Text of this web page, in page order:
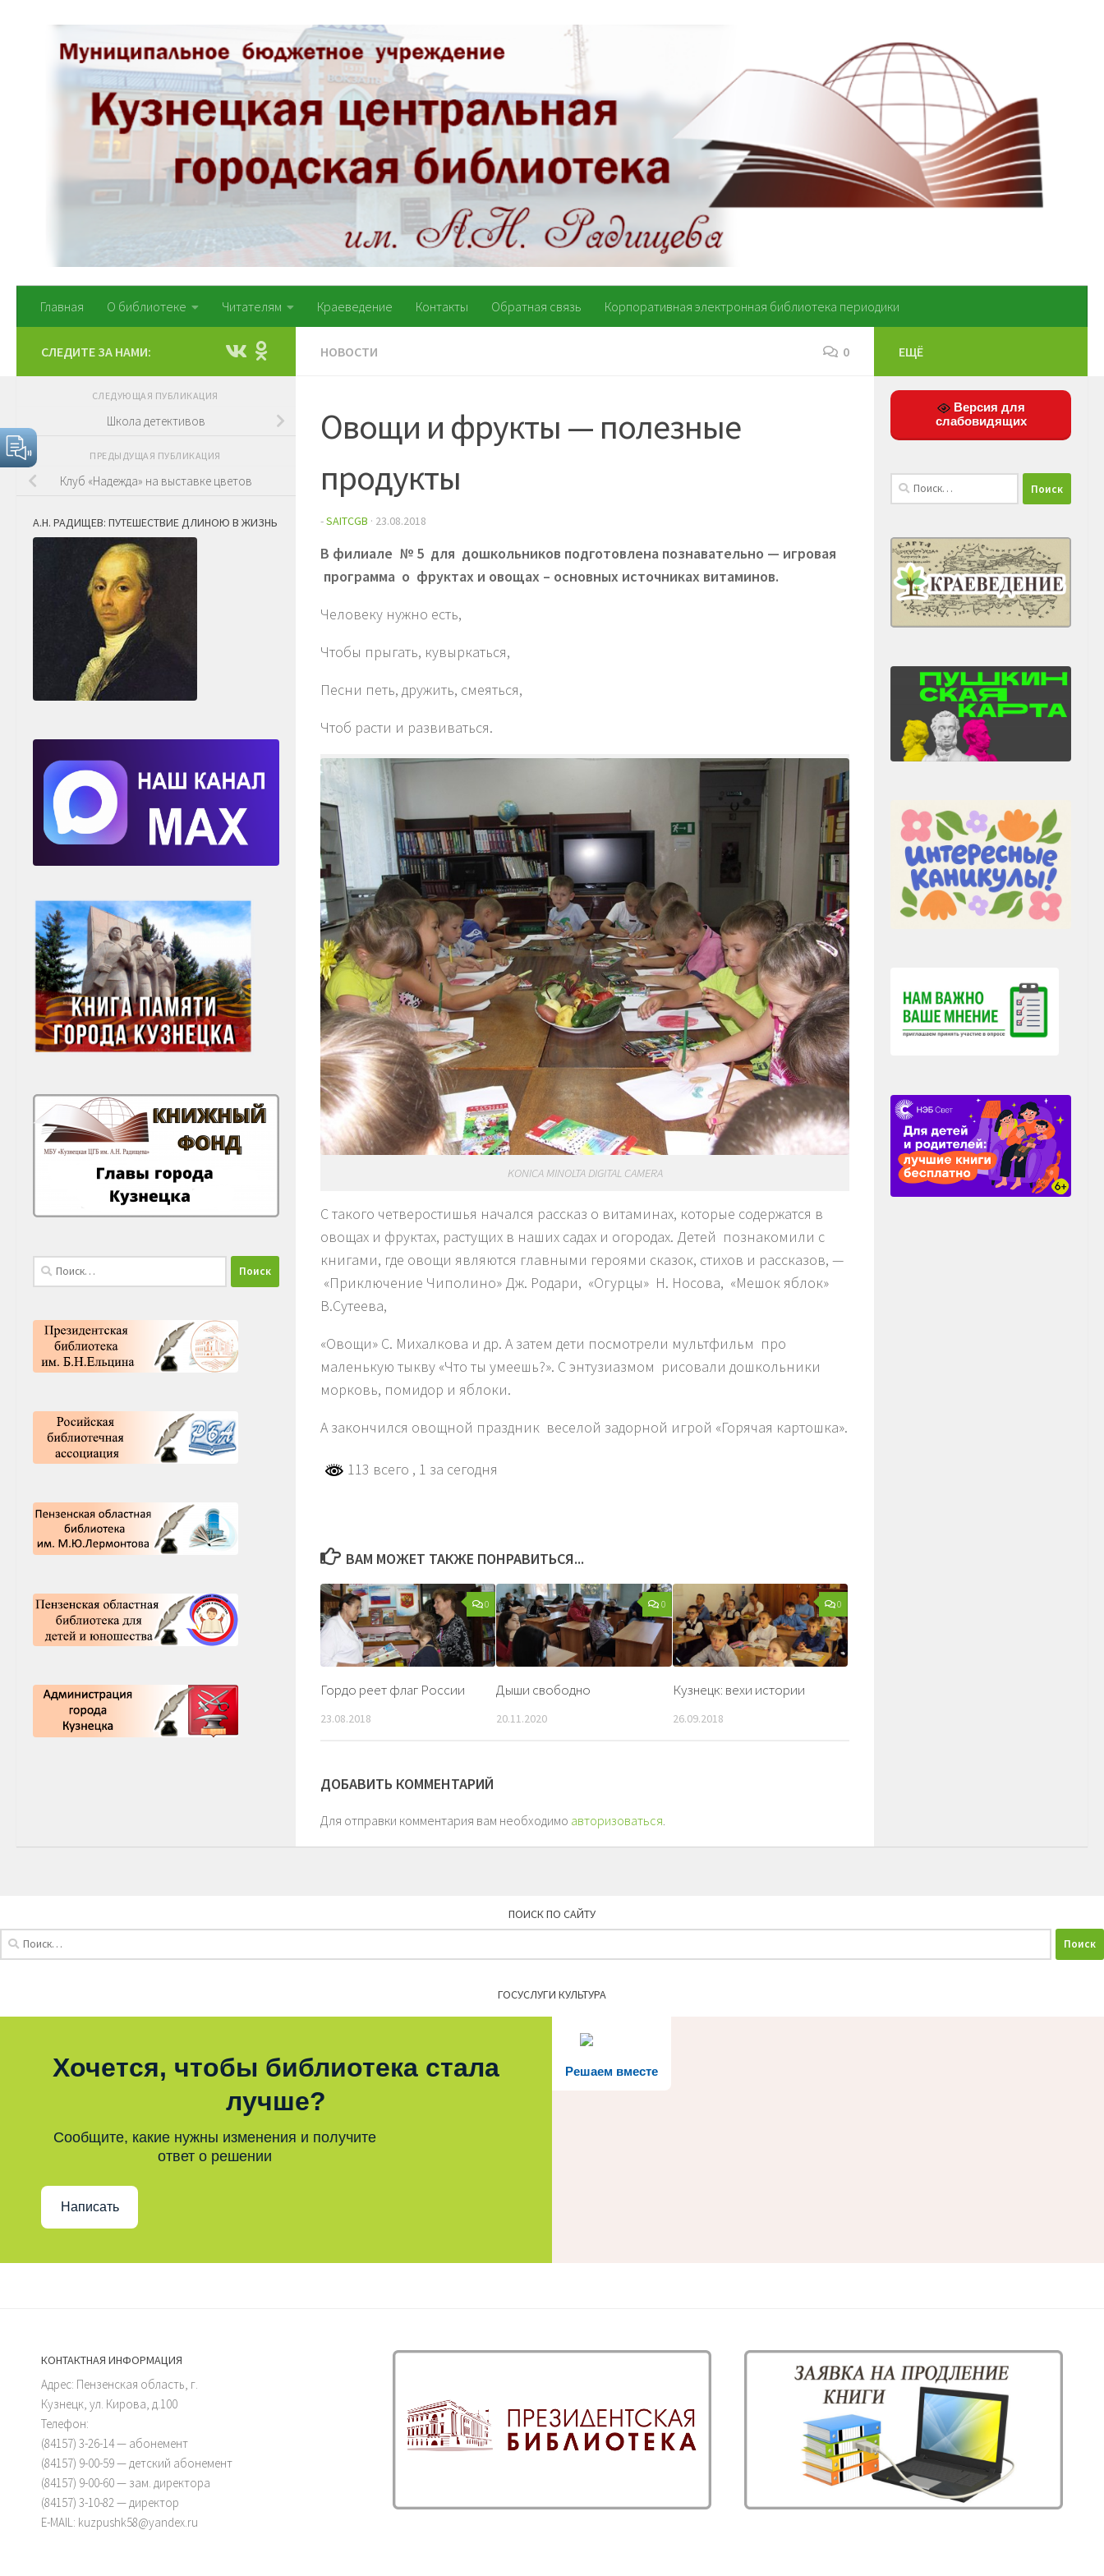
Перейти к содержимому
Главная О библиотеке Читателям Краеведение Контакты Обратная связь Корпоративная электронная библиотека периодики
НОВОСТИ 0
Овощи и фрукты — полезные
продукты
-SAITCGB · 23.08.2018
В филиале № 5 для дошкольников подготовлена познавательно — игровая
программа о фруктах и овощах – основных источниках витаминов.
Человеку нужно есть,
Чтобы прыгать, кувыркаться,
Песни петь, дружить, смеяться,
Чтоб расти и развиваться.
KONICA MINOLTA DIGITAL CAMERA
С такого четверостишья начался рассказ о витаминах, которые содержатся в
овощах и фруктах, растущих в наших садах и огородах. Детей познакомили с
книгами, где овощи являются главными героями сказок, стихов и рассказов, —
«Приключение Чиполино» Дж. Родари, «Огурцы» Н. Носова, «Мешок яблок»
В.Сутеева,
«Овощи» С. Михалкова и др. А затем дети посмотрели мультфильм про
маленькую тыкву «Что ты умеешь?». С энтузиазмом рисовали дошкольники
морковь, помидор и яблоки.
А закончился овощной праздник веселой задорной игрой «Горячая картошка».
113 всего , 1 за сегодня
ВАМ МОЖЕТ ТАКЖЕ ПОНРАВИТЬСЯ...
0
Гордо реет флаг России
23.08.2018
0
Дыши свободно
20.11.2020
0
Кузнецк: вехи истории
26.09.2018
ДОБАВИТЬ КОММЕНТАРИЙ
Для отправки комментария вам необходимо авторизоваться
СЛЕДИТЕ ЗА НАМИ:
СЛЕДУЮЩАЯ ПУБЛИКАЦИЯ
Школа детективов
ПРЕДЫДУЩАЯ ПУБЛИКАЦИЯ
Клуб «Надежда» на выставке цветов
А.Н. РАДИЩЕВ: ПУТЕШЕСТВИЕ ДЛИНОЮ В ЖИЗНЬ
Найти:
ЕЩЁ
Версия для
слабовидящих
Найти:
ПОИСК ПО САЙТУ
ГОСУСЛУГИ КУЛЬТУРА
Решаем вместе
Хочется, чтобы библиотека стала
лучше?
Сообщите, какие нужны изменения и получите
ответ о решении
Написать
КОНТАКТНАЯ ИНФОРМАЦИЯ
Адрес: Пензенская область, г.
Кузнецк, ул. Кирова, д.100
Телефон:
(84157) 3-26-14 — абонемент
(84157) 9-00-59 — детский абонемент
(84157) 9-00-60 — зам. директора
(84157) 3-10-82 — директор
E-MAIL: kuzpushk58@yandex.ru